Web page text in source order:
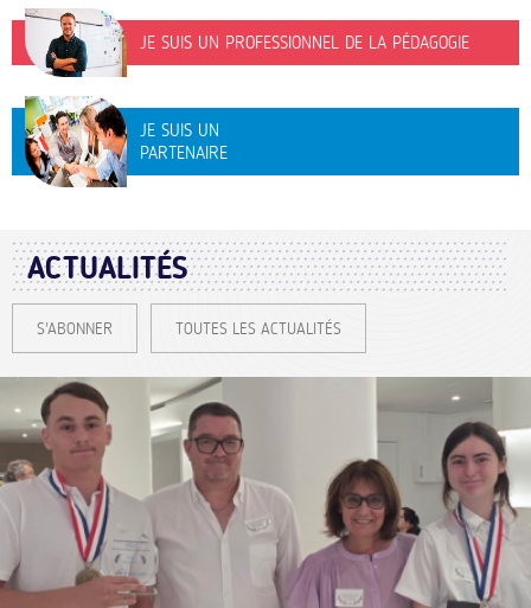
JE SUIS UN PROFESSIONNEL DE LA PÉDAGOGIE
JE SUIS UN
PARTENAIRE
ACTUALITÉS
S'ABONNER TOUTES LES ACTUALITÉS